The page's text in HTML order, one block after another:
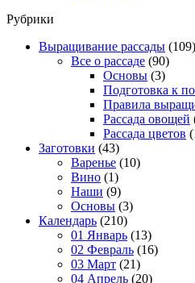
Рубрики
Выращивание рассады (109)
Все о рассаде (90)
Основы (3)
Подготовка к
Правила
Рассада овощей
Рассада цветов
Заготовки (43)
Варенье (10)
Вино (1)
Наши (9)
Основы (3)
Календарь (210)
01 Январь (13)
02 Февраль (16)
03 Март (21)
04 Апрель (20)